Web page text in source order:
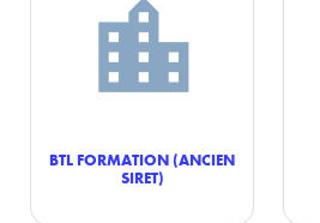
BTL FORMATION (ANCIEN
SIRET)